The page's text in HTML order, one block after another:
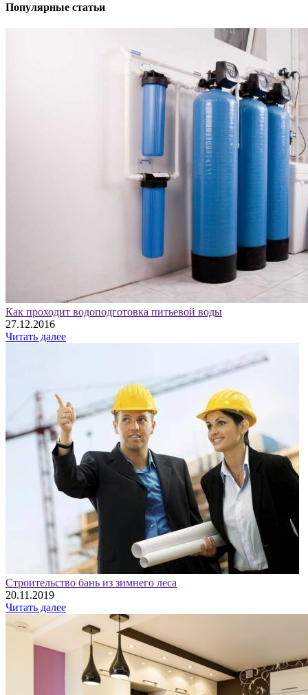
Популярные статьи
Как проходит водоподготовка питьевой воды
27.12.2016
Читать далее
Строительство бань из зимнего леса
20.11.2019
Читать далее